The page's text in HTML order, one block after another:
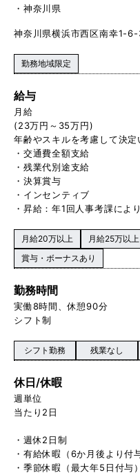
神奈川県
神奈川県横浜市西区南幸1-
勤務地域限定
給与
月給
(23万円～35万円)
年齢やスキルを考慮して決定
・交通費全額支給
・残業代別途支給
・決算賞与
・インセンティブ
・昇給：年1回人事考課によ
月給20万以上 月給25万以上
賞与・ボーナスあり
勤務時間
実働8時間、休憩90分
シフト制
シフト勤務 残業なし
休日/休暇
週単位
当たり2日
・週休2日制
・有給休暇（6か月後より付
・季節休暇（最大年5日付与）